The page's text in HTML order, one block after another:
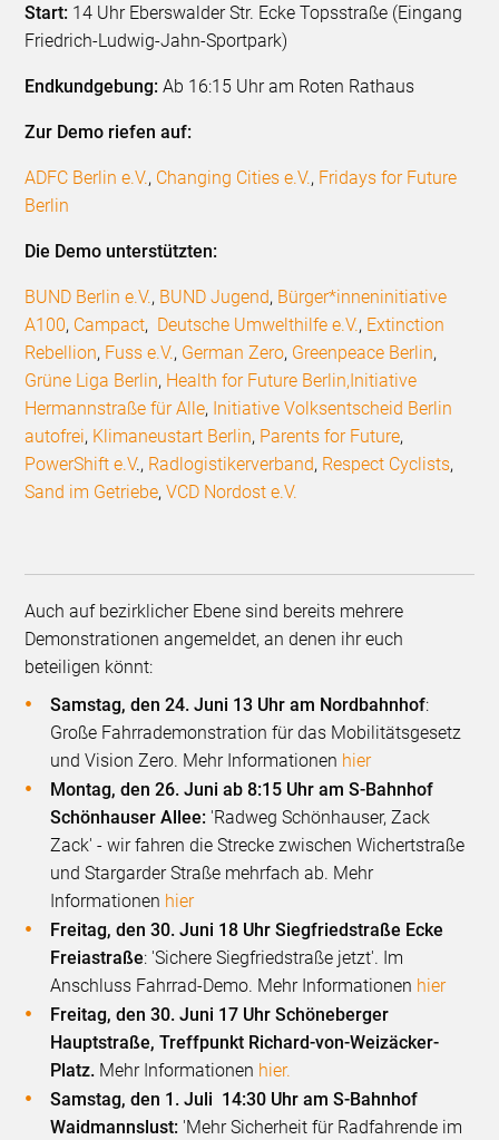
Start: 14 Uhr Eberswalder Str. Ecke Topsstraße (Eingang
Friedrich-Ludwig-Jahn-Sportpark)
Endkundgebung: Ab 16:15 Uhr am Roten Rathaus
Zur Demo riefen auf:
ADFC Berlin e.V., Changing Cities e.V., Fridays for Future
Berlin
Die Demo unterstützten:
BUND Berlin e.V., BUND Jugend, Bürger*inneninitiative
A100, Campact, Deutsche Umwelthilfe e.V., Extinction
Rebellion, Fuss e.V., German Zero, Greenpeace Berlin,
Grüne Liga Berlin, Health for Future Berlin,Initiative
Hermannstraße für Alle, Initiative Volksentscheid Berlin
autofrei, Klimaneustart Berlin, Parents for Future,
PowerShift e.V., Radlogistikerverband, Respect Cyclists,
Sand im Getriebe,VCD Nordost e.V.
Auch auf bezirklicher Ebene sind bereits mehrere
Demonstrationen angemeldet, an denen ihr euch
beteiligen könnt:
Samstag, den 24. Juni 13 Uhr am Nordbahnhof:
Große Fahrrademonstration für das Mobilitätsgesetz
und Vision Zero. Mehr Informationen hier
Montag, den 26. Juni ab 8:15 Uhr am S-Bahnhof
Schönhauser Allee: 'Radweg Schönhauser, Zack
Zack' - wir fahren die Strecke zwischen Wichertstraße
und Stargarder Straße mehrfach ab. Mehr
Informationen hier
Freitag, den 30. Juni 18 Uhr Siegfriedstraße Ecke
Freiastraße: 'Sichere Siegfriedstraße jetzt'. Im
Anschluss Fahrrad-Demo. Mehr Informationen hier
Freitag, den 30. Juni 17 Uhr Schöneberger
Hauptstraße, Treffpunkt Richard-von-Weizäcker-
Platz. Mehr Informationen hier.
Samstag, den 1. Juli 14:30 Uhr am S-Bahnhof
Waidmannslust: 'Mehr Sicherheit für Radfahrende im